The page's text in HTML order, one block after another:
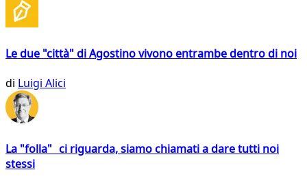
Le due "città" di Agostino vivono entrambe dentro di noi
di Luigi Alici
La "folla" ci riguarda, siamo chiamati a dare tutti noi
stessi